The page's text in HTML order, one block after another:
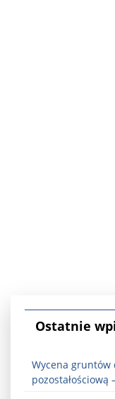
Ostatnie
Wycena gruntów
pozostałościową